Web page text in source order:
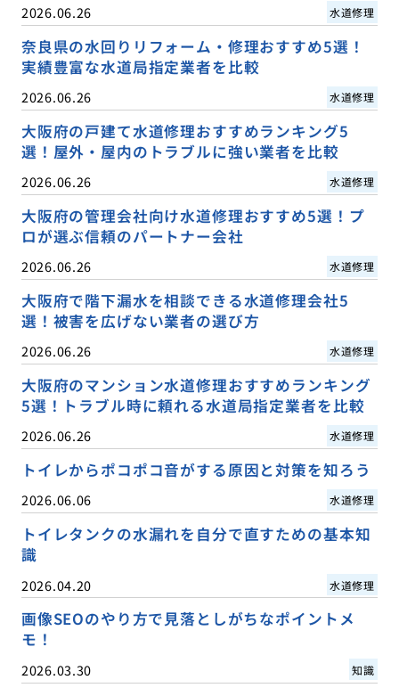
2026.06.26 水道修理
奈良県の水回りリフォーム・修理おすすめ5選！
実績豊富な水道局指定業者を比較
2026.06.26 水道修理
大阪府の戸建て水道修理おすすめランキング5
選！屋外・屋内のトラブルに強い業者を比較
2026.06.26 水道修理
大阪府の管理会社向け水道修理おすすめ5選！プ
ロが選ぶ信頼のパートナー会社
2026.06.26 水道修理
大阪府で階下漏水を相談できる水道修理会社5
選！被害を広げない業者の選び方
2026.06.26 水道修理
大阪府のマンション水道修理おすすめランキング
5選！トラブル時に頼れる水道局指定業者を比較
2026.06.26 水道修理
トイレからポコポコ音がする原因と対策を知ろう
2026.06.06 水道修理
トイレタンクの水漏れを自分で直すための基本知
識
2026.04.20 水道修理
画像SEOのやり方で見落としがちなポイントメ
モ！
2026.03.30 知識